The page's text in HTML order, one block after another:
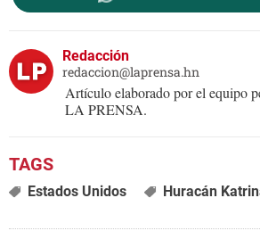
Redacción
redaccion@laprensa.hn
Artículo elaborado por el equipo
LA PRENSA.
Estados Unidos Huracán